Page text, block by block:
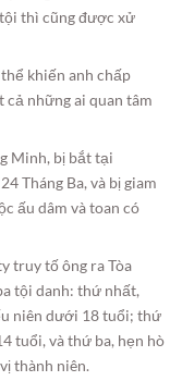
thì cũng được xử
khiến anh chấp
những ai quan tâm
Minh, bị bắt tại
Tháng Ba, và bị giam
ấu dâm và toan có
truy tố ông ra Tòa
tội danh: thứ nhất,
niên dưới 18 tuổi; thứ
tuổi, và thứ ba, hẹn hò
thành niên.